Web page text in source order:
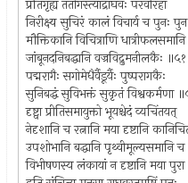
प्रतिगृह्य ततोगस्त्याद्राघवः परवीरहा
निरीक्ष्य सुचिरं कालं विचार्य च पुनः
मौक्तिकानि विचित्राणि
जांबूनदनिबद्धानि वज्रविद्रुमनीलकैः
पद्मरागैः सगोमेधैर्वैडूर्यैः पुष्परागकैः
सुनिबद्धं सुविभक्तं सुकृतं विश्वकर्मणा
दृष्ट्वा प्रीतिसमायुक्तो भूयश्चेदं व्यचिंतयत्
नेदृशानि च रत्नानि मया दृष्टानि
उपशोभानि बद्धानि पृथ्वीमूल्यसमानि च
विभीषणस्य लंकायां न दृष्टानि मया